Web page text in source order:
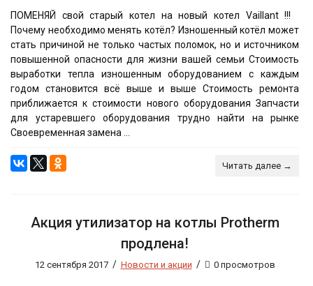
ПОМЕНЯЙ свой старый котел на новый котел Vaillant !!!
Почему необходимо менять котёл? Изношенный котёл может
стать причиной не только частых поломок, но и источником
повышенной опасности для жизни вашей семьи Стоимость
выработки тепла изношенным оборудованием с каждым
годом становится всё выше и выше Стоимость ремонта
приближается к стоимости нового оборудования Запчасти
для устаревшего оборудования трудно найти на рынке
Своевременная замена ...
Читать далее →
Акция утилизатор на котлы Protherm
продлена!
12 сентября 2017 / Новости и акции / 0 просмотров